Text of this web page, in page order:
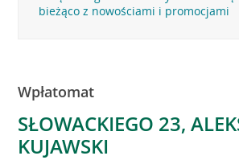
bieżąco z nowościami i promocjami
Wpłatomat
SŁOWACKIEGO 23,
KUJAWSKI